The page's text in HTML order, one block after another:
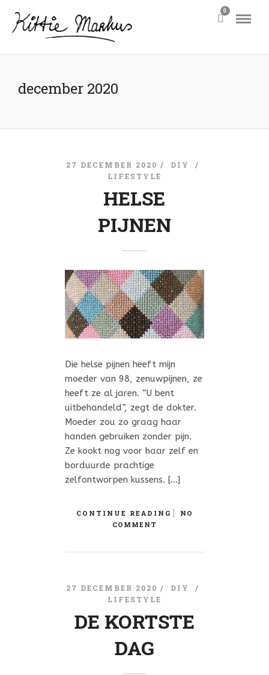
0
december 2020
27 DECEMBER 2020 / DIY
/
LIFESTYLE
HELSE
PIJNEN
Die helse pijnen heeft mijn
moeder van 98, zenuwpijnen, ze
heeft ze al jaren. “U bent
uitbehandeld”, zegt de dokter.
Moeder zou zo graag haar
handen gebruiken zonder pijn.
Ze kookt nog voor haar zelf en
borduurde prachtige
zelfontworpen kussens. […]
CONTINUE READING
NO
COMMENT
27 DECEMBER 2020 / DIY
/
LIFESTYLE
DE KORTSTE
DAG